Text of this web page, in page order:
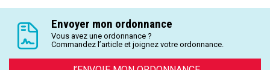
Envoyer mon ordonnance
Vous avez une ordonnance ?
Commandez l’article et joignez votre ordonnance.